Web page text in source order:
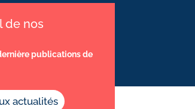
de nos
publications de
actualités